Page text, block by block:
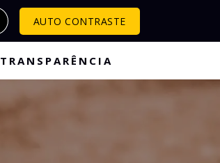
AUTO CONTRASTE
TRANSPARÊNCIA